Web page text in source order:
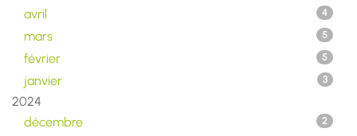
avril 4
mars 5
février 5
janvier 3
2024
décembre
2